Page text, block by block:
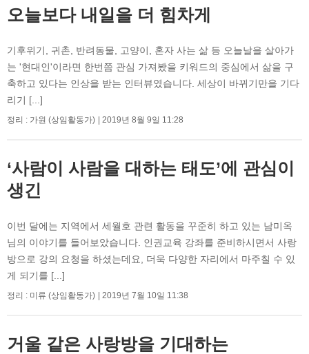
오늘보다 내일을 더 힘차게
기후위기, 귀촌, 반려동물, 고양이, 혼자 사는 삶 등 오늘날을 살아가
는 '현대인'이라면 한번쯤 관심 가져봤을 키워드의 중심에서 삶을 구
축하고 있다는 인상을 받는 인터뷰였습니다. 세상이 바뀌기만을 기다
리기 [...]
정리 : 가원 (상임활동가) 2019년 8월 9일 11:28
‘사람이 사람을 대하는 태도’에 관심이
생긴
이번 달에는 지역에서 세월호 관련 활동을 꾸준히 하고 있는 남미옥
님의 이야기를 들어보았습니다. 인권교육 강좌를 준비하시면서 사랑
방으로 강의 요청을 하셨는데요, 더욱 다양한 자리에서 마주칠 수 있
게 되기를 [...]
정리 : 미류 (상임활동가) 2019년 7월 10일 11:38
거울 같은 사랑방을 기대하는